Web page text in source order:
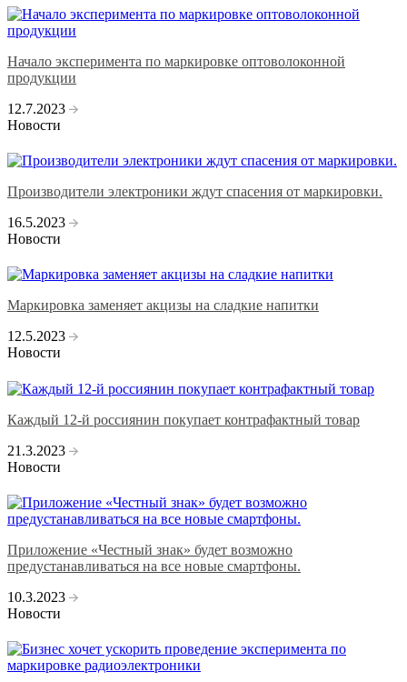
Начало эксперимента по маркировке оптоволоконной
продукции
12.7.2023
Новости
Производители электроники ждут спасения от маркировки.
16.5.2023
Новости
Маркировка заменяет акцизы на сладкие напитки
12.5.2023
Новости
Каждый 12-й россиянин покупает контрафактный товар
21.3.2023
Новости
Приложение «Честный знак» будет возможно
предустанавливаться на все новые смартфоны.
10.3.2023
Новости